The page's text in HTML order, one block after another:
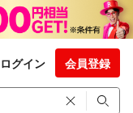
ログイン 会員登録